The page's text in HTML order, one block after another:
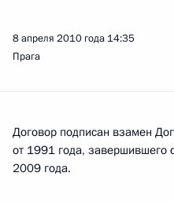
8 апреля 2010 года 14:35
Прага
Договор подписан взамен
от 1991 года, завершившего
2009 года.